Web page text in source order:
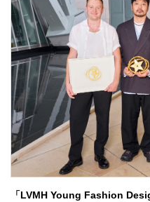
「LVMH Young Fashion